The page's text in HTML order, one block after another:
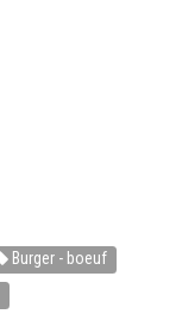
Burger - boeuf